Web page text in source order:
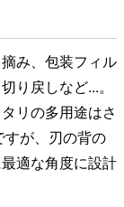
み、包装フィル
り戻しなど...。
リの多用途はさ
が、刃の背の
適な角度に設計